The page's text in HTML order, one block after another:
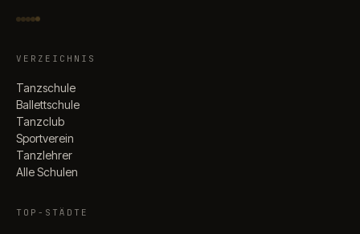
VERZEICHNIS
Tanzschule
Ballettschule
Tanzclub
Sportverein
Tanzlehrer
Alle Schulen
TOP-STÄDTE